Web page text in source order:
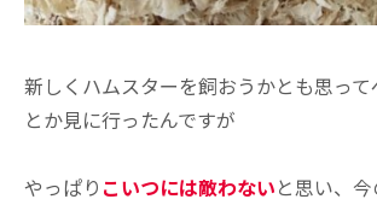
新しくハムスターを飼おうかとも思っ
とか見に行ったんですが
やっぱり こいつには敵わないと思い、